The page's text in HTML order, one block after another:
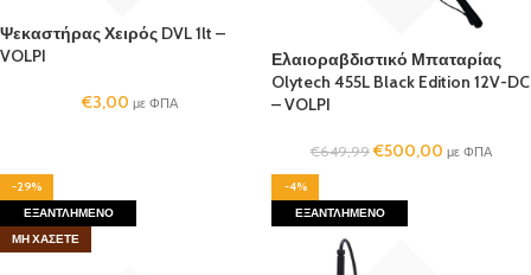
Ψεκαστήρας Χειρός DVL 1lt –
VOLPI
€3,00 με ΦΠΑ
Ελαιοραβδιστικό Μπαταρίας
Olytech 455L Black Edition 12V-DC
– VOLPI
€649,99 €500,00 με ΦΠΑ
-29%
ΕΞΑΝΤΛΗΜΈΝΟ
ΜΗ ΧΆΣΕΤΕ
-4%
ΕΞΑΝΤΛΗΜΈΝΟ